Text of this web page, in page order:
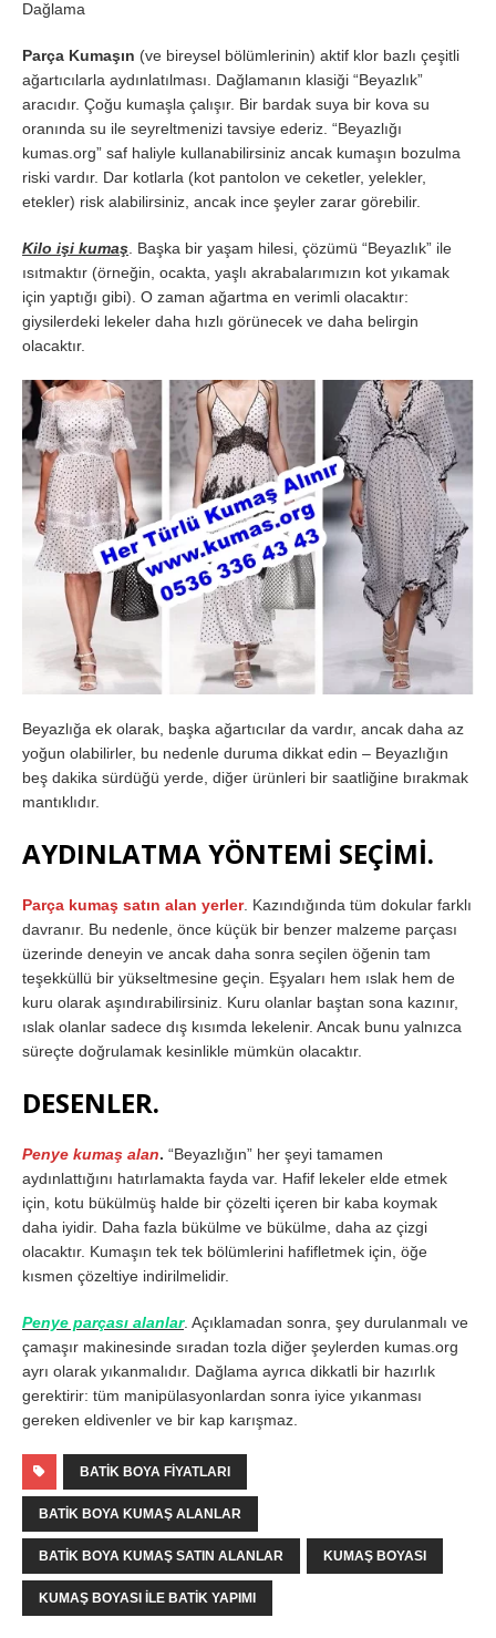
Dağlama
Parça Kumaşın (ve bireysel bölümlerinin) aktif klor bazlı çeşitli
ağartıcılarla aydınlatılması. Dağlamanın klasiği “Beyazlık”
aracıdır. Çoğu kumaşla çalışır. Bir bardak suya bir kova su
oranında su ile seyreltmenizi tavsiye ederiz. “Beyazlığı
kumas.org” saf haliyle kullanabilirsiniz ancak kumaşın bozulma
riski vardır. Dar kotlarla (kot pantolon ve ceketler, yelekler,
etekler) risk alabilirsiniz, ancak ince şeyler zarar görebilir.
Kilo işi kumaş . Başka bir yaşam hilesi, çözümü “Beyazlık” ile
ısıtmaktır (örneğin, ocakta, yaşlı akrabalarımızın kot yıkamak
için yaptığı gibi). O zaman ağartma en verimli olacaktır:
giysilerdeki lekeler daha hızlı görünecek ve daha belirgin
olacaktır.
Beyazlığa ek olarak, başka ağartıcılar da vardır, ancak daha az
yoğun olabilirler, bu nedenle duruma dikkat edin – Beyazlığın
beş dakika sürdüğü yerde, diğer ürünleri bir saatliğine bırakmak
mantıklıdır.
AYDINLATMA YÖNTEMİ SEÇİMİ.
Parça kumaş satın alan yerler. Kazındığında tüm dokular farklı
davranır. Bu nedenle, önce küçük bir benzer malzeme parçası
üzerinde deneyin ve ancak daha sonra seçilen öğenin tam
teşekküllü bir yükseltmesine geçin. Eşyaları hem ıslak hem de
kuru olarak aşındırabilirsiniz. Kuru olanlar baştan sona kazınır,
ıslak olanlar sadece dış kısımda lekelenir. Ancak bunu yalnızca
süreçte doğrulamak kesinlikle mümkün olacaktır.
DESENLER.
Penye kumaş alan. “Beyazlığın” her şeyi tamamen
aydınlattığını hatırlamakta fayda var. Hafif lekeler elde etmek
için, kotu bükülmüş halde bir çözelti içeren bir kaba koymak
daha iyidir. Daha fazla bükülme ve bükülme, daha az çizgi
olacaktır. Kumaşın tek tek bölümlerini hafifletmek için, öğe
kısmen çözeltiye indirilmelidir.
Penye parçası alanlar. Açıklamadan sonra, şey durulanmalı ve
çamaşır makinesinde sıradan tozla diğer şeylerden kumas.org
ayrı olarak yıkanmalıdır. Dağlama ayrıca dikkatli bir hazırlık
gerektirir: tüm manipülasyonlardan sonra iyice yıkanması
gereken eldivenler ve bir kap karışmaz.
BATIK BOYA FIYATLARI
BATIK BOYA KUMAŞ ALANLAR
BATIK BOYA KUMAŞ SATIN ALANLAR KUMAŞ BOYASI
KUMAŞ BOYASI ILE BATIK YAPIMI